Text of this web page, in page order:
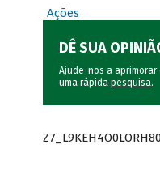
Ações
DÊ SUA
Ajude-nos a aprimorar
uma rápida pesquisa.